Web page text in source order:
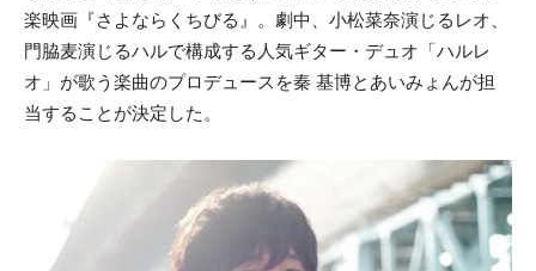
楽映画『さよならくちびる』。劇中、小松菜奈演じるレオ、
門脇麦演じるハルで構成する人気ギター・デュオ「ハルレ
オ」が歌う楽曲のプロデュースを秦 基博とあいみょんが担
当することが決定した。